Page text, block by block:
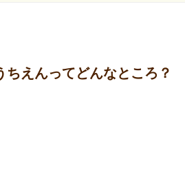
ちえんってどんなところ？